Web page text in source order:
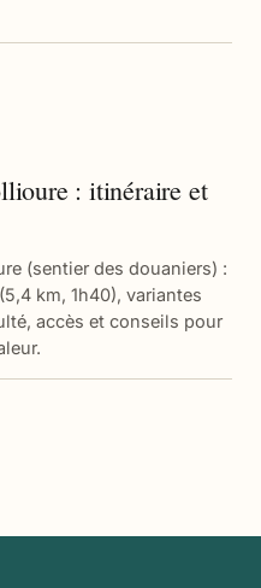
: itinéraire et
(sentier des douaniers) :
km, 1h40), variantes
accès et conseils pour